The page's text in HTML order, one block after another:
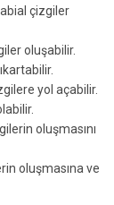
çizgiler
oluşabilir.
yol açabilir.
oluşmasını
oluşmasına ve